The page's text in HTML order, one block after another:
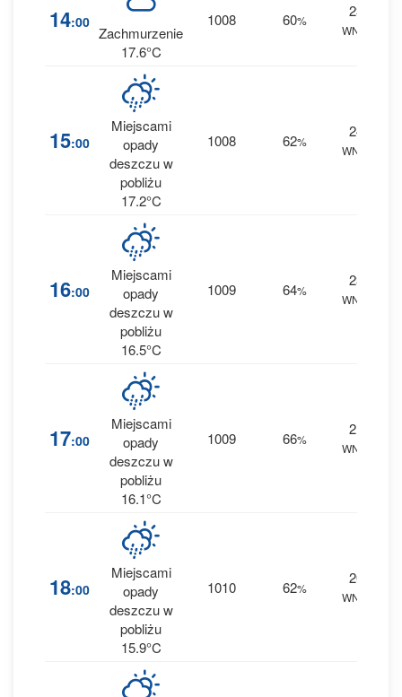
14:00
Zachmurzenie
17.6°C
1008 60%
23
WNW
15:00
Miejscami
opady
deszczu w
pobliżu
17.2°C
1008 62%
24
WNW
16:00
Miejscami
opady
deszczu w
pobliżu
16.5°C
1009 64%
23
WNW
17:00
Miejscami
opady
deszczu w
pobliżu
16.1°C
1009 66%
21
WNW
18:00
Miejscami
opady
deszczu w
pobliżu
15.9°C
1010 62%
20
WNW